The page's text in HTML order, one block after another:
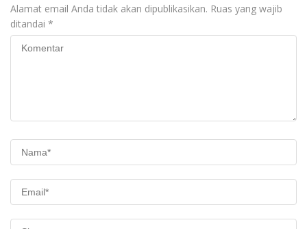
Alamat email Anda tidak akan dipublikasikan. Ruas yang wajib
ditandai *